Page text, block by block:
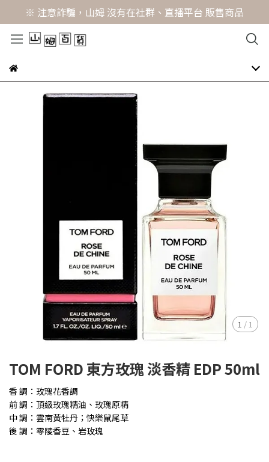
※ 注意詐騙，山姆 沒有在社群、直播平台 販售商品
1 / 1
TOM FORD 東方玫瑰 淡香精 EDP 50ml
香 調：玫瑰花香調
前 調：頂級玫瑰精油、玫瑰原精
中 調：雲南黃牡丹；快樂鼠尾草
後 調：零陵香豆、岩玫瑰